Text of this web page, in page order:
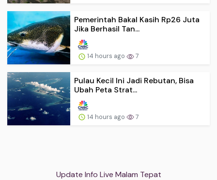
Pemerintah Bakal Kasih Rp26 Juta
Jika Berhasil Tan...
14 hours ago 7
Pulau Kecil Ini Jadi Rebutan, Bisa
Ubah Peta Strat...
14 hours ago 7
Update Info Live Malam Tepat